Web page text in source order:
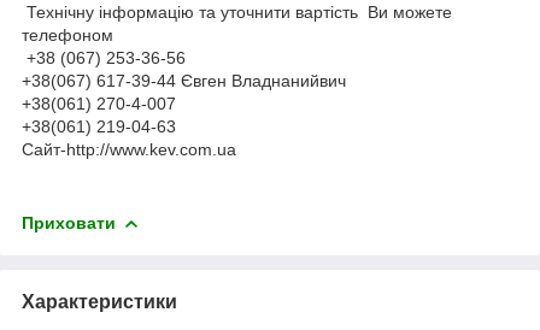
Технічну інформацію та уточнити вартість Ви можете
телефоном
+38 (067) 253-36-56
+38(067) 617-39-44 Євген Владнанийвич
+38(061) 270-4-007
+38(061) 219-04-63
Сайт-http://www.kev.com.ua
Приховати
Характеристики